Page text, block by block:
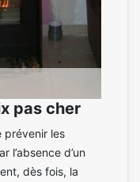
pas cher
prévenir les
l’absence d’un
dès fois, la